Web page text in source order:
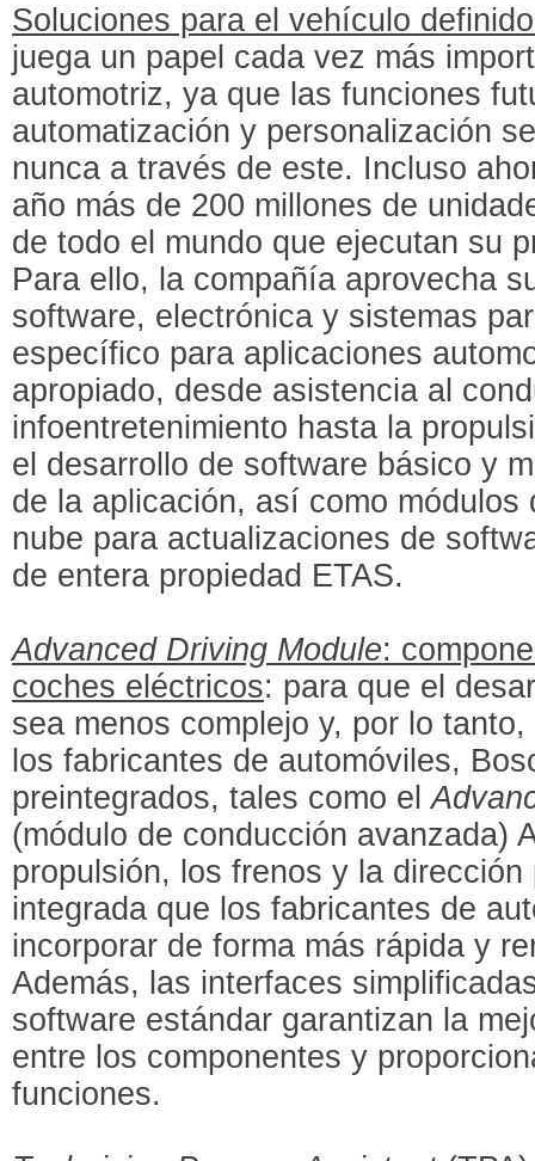
Soluciones para el vehículo
juega un papel cada vez más
automotriz, ya que las funciones
automatización y personalización
nunca a través de este. Incluso
año más de 200 millones de
de todo el mundo que ejecutan su
Para ello, la compañía aprovecha
software, electrónica y sistemas
específico para aplicaciones
apropiado, desde asistencia al
infoentretenimiento hasta la
el desarrollo de software básico y
de la aplicación, así como
nube para actualizaciones de
de entera propiedad ETAS.
Advanced Driving Module:
coches eléctricos: para que el
sea menos complejo y, por lo
los fabricantes de automóviles,
preintegrados, tales como el
(módulo de conducción avanzada)
propulsión, los frenos y la
integrada que los fabricantes de
incorporar de forma más rápida y
Además, las interfaces
software estándar garantizan la
entre los componentes y
funciones.